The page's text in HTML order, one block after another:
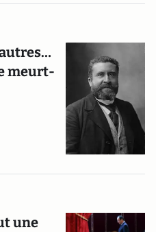
meurt-
une